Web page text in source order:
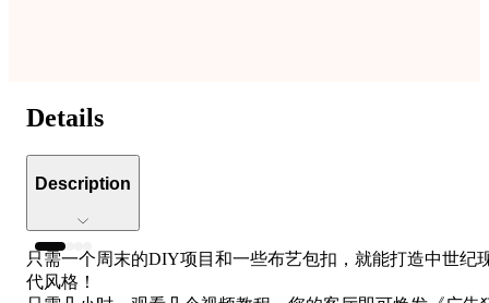
Details
Description
只需一个周末的DIY项目和一些布艺包扣，就能打造中世纪
代风格！